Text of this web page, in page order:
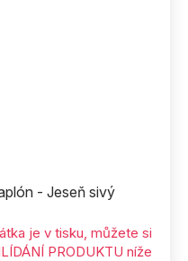
- Jeseň sivý
je v tisku, můžete si
PRODUKTU níže